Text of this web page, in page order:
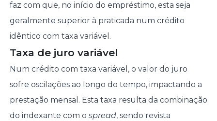
faz com que, no início do empréstimo, esta seja
geralmente superior à praticada num crédito
idêntico com taxa variável.
Taxa de juro variável
Num crédito com taxa variável, o valor do juro
sofre oscilações ao longo do tempo, impactando a
prestação mensal. Esta taxa resulta da combinação
do indexante com o spread, sendo revista